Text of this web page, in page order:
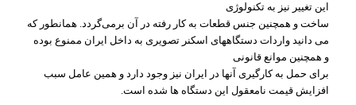
این تغییر نیز به تکنولوژی
ساخت و همچنین جنس قطعات به کار رفته در آن برمی‌گردد. همانطور که
می دانید واردات دستگاههای اسکنر تصویری به داخل ایران ممنوع بوده
و همچنین موانع قانونی
برای حمل به کارگیری آنها در ایران نیز وجود دارد و همین عامل سبب
افزایش قیمت نامعقول این دستگاه ها شده است.